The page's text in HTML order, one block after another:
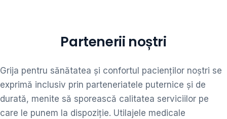
Partenerii noștri
Grija pentru sănătatea și confortul pacienților noștri se
exprimă inclusiv prin parteneriatele puternice și de
durată, menite să sporească calitatea serviciilor pe
care le punem la dispoziție. Utilajele medicale